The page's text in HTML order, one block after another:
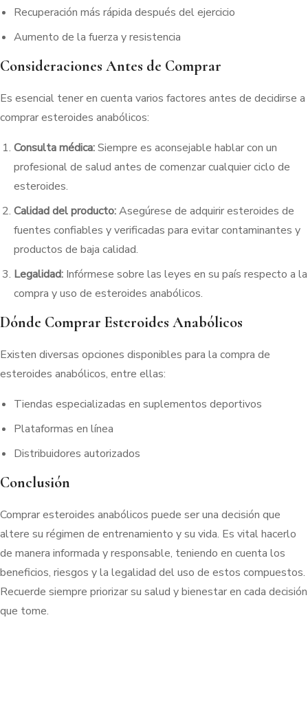
Recuperación más rápida después del ejercicio
Aumento de la fuerza y resistencia
Consideraciones Antes de Comprar
Es esencial tener en cuenta varios factores antes de decidirse a
comprar esteroides anabólicos:
Consulta médica:Siempre es aconsejable hablar con un
profesional de salud antes de comenzar cualquier ciclo de
esteroides.
Calidad del producto:Asegúrese de adquirir esteroides de
fuentes confiables y verificadas para evitar contaminantes y
productos de baja calidad.
Legalidad: Infórmese sobre las leyes en su país respecto a la
compra y uso de esteroides anabólicos.
Dónde Comprar Esteroides Anabólicos
Existen diversas opciones disponibles para la compra de
esteroides anabólicos, entre ellas:
Tiendas especializadas en suplementos deportivos
Plataformas en línea
Distribuidores autorizados
Conclusión
Comprar esteroides anabólicos puede ser una decisión que
altere su régimen de entrenamiento y su vida. Es vital hacerlo
de manera informada y responsable, teniendo en cuenta los
beneficios, riesgos y la legalidad del uso de estos compuestos.
Recuerde siempre priorizar su salud y bienestar en cada decisión
que tome.